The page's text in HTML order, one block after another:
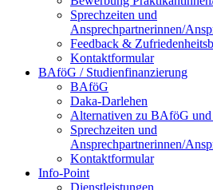
Sprechzeiten und
Ansprechpartnerinnen/
Feedback &
Kontaktformular
BAföG / Studienfinanzierung
BAföG
Daka-Darlehen
Alternativen zu BAföG und
Sprechzeiten und
Ansprechpartnerinnen/
Kontaktformular
Info-Point
Dienstleistungen